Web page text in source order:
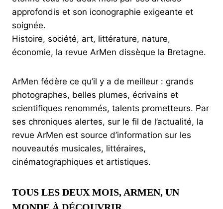
approfondis et son iconographie exigeante et
soignée.
Histoire, société, art, littérature, nature,
économie, la revue ArMen dissèque la Bretagne.
ArMen fédère ce qu’il y a de meilleur : grands
photographes, belles plumes, écrivains et
scientifiques renommés, talents prometteurs. Par
ses chroniques alertes, sur le fil de l’actualité, la
revue ArMen est source d’information sur les
nouveautés musicales, littéraires,
cinématographiques et artistiques.
TOUS LES DEUX MOIS, ARMEN, UN